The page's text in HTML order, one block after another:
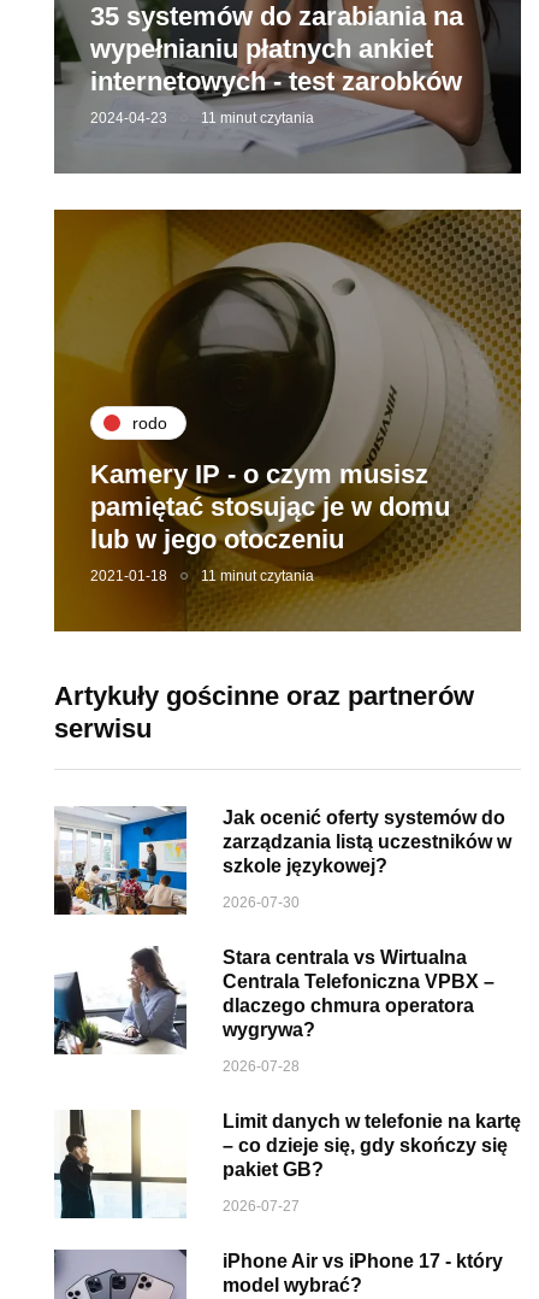
35 systemów do zarabiania na
wypełnianiu płatnych ankiet
internetowych - test zarobków
2024-04-23 11 minut czytania
rodo
Kamery IP - o czym musisz
pamiętać stosując je w domu
lub w jego otoczeniu
2021-01-18 11 minut czytania
Artykuły gościnne oraz partnerów
serwisu
Jak ocenić oferty systemów do
zarządzania listą uczestników w
szkole językowej?
2026-07-30
Stara centrala vs Wirtualna
Centrala Telefoniczna VPBX –
dlaczego chmura operatora
wygrywa?
2026-07-28
Limit danych w telefonie na kartę
– co dzieje się, gdy skończy się
pakiet GB?
2026-07-27
iPhone Air vs iPhone 17 - który
model wybrać?